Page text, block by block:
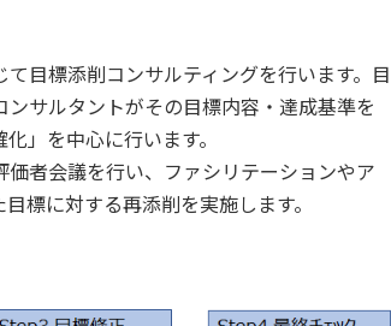
目標添削コンサルティングを行います。目
サルタントがその目標内容・達成基準を
」を中心に行います。
者会議を行い、ファシリテーションやア
標に対する再添削を実施します。